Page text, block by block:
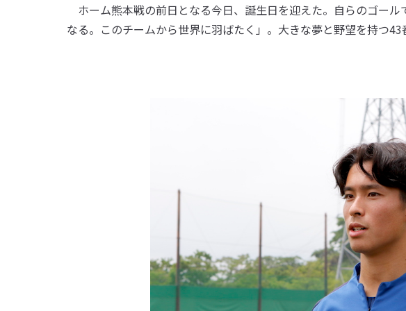
ホーム熊本戦の前日となる今日、誕生日を迎えた。自らのゴー
なる。このチームから世界に羽ばたく」。大きな夢と野望を持つ43